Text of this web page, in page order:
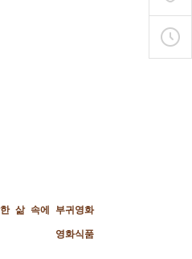
한 삶 속에 부귀영화
영화식품